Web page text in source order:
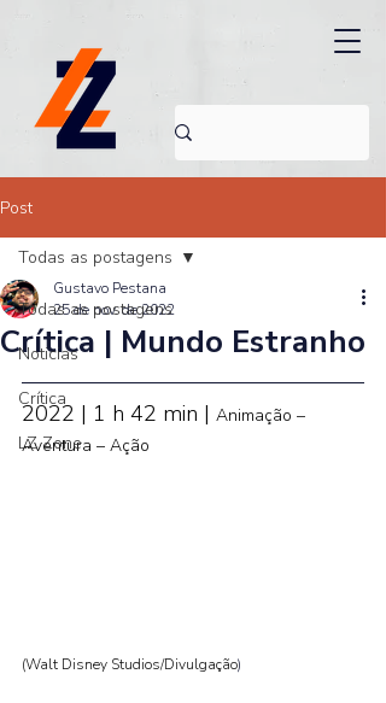
Post
Todas as postagens
Noticias
Crítica
LZ Zone
Todas as postagens
Crítica | Mundo Estranho
Gustavo Pestana
25 de nov. de 2022
2022 | 1 h 42 min | Animação –
Aventura – Ação
(Walt Disney Studios/Divulgação)